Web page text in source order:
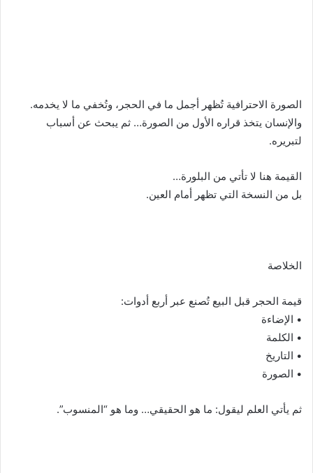
الصورة الاحترافية تُظهر أجمل ما في الحجر، وتُخفي ما لا يخدمه.
والإنسان يتخذ قراره الأول من الصورة… ثم يبحث عن أسباب
لتبريره.
القيمة هنا لا تأتي من البلورة…
بل من النسخة التي تظهر أمام العين.
الخلاصة
قيمة الحجر قبل البيع تُصنع عبر أربع أدوات:
• الإضاءة
• الكلمة
• التاريخ
• الصورة
ثم يأتي العلم ليقول: ما هو الحقيقي… وما هو “المنسوب”.